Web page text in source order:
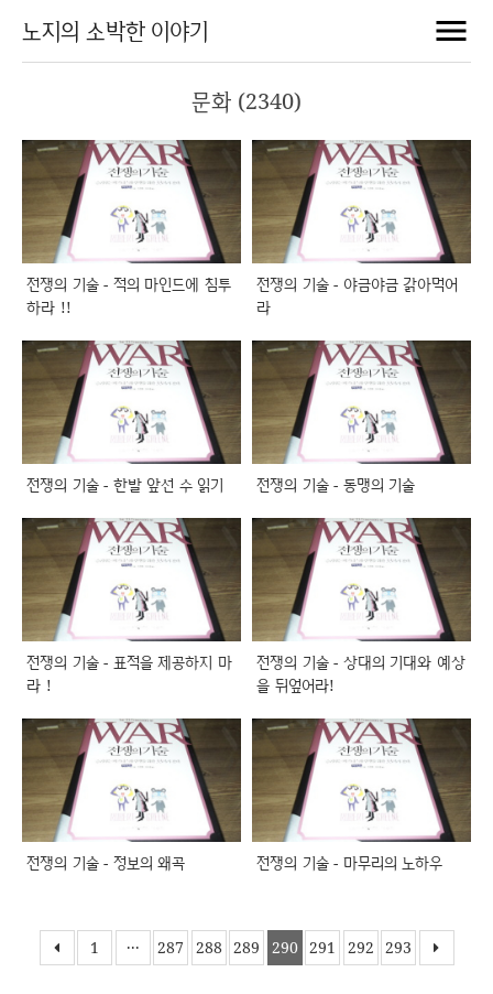
노지의 소박한 이야기
문화 (2340)
전쟁의 기술 - 적의 마인드에 침투
하라 !!
전쟁의 기술 - 야금야금 갉아먹어
라
전쟁의 기술 - 한발 앞선 수 읽기 전쟁의 기술 - 동맹의 기술
전쟁의 기술 - 표적을 제공하지 마
라 !
전쟁의 기술 - 상대의 기대와 예상
을 뒤엎어라!
전쟁의 기술 - 정보의 왜곡 전쟁의 기술 - 마무리의 노하우
1 ··· 287 288 289 290 291 292 293